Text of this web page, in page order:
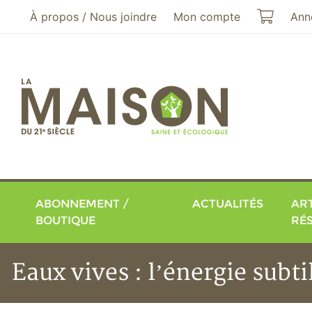
Aller au menu principal
Aller au contenu principal
À propos / Nous joindre Mon compte Mon
ABONNEMENT /
BOUTIQUE
ACTUALITÉS
Eaux vives : l’énergie